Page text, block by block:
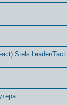
act) Stels Leader/